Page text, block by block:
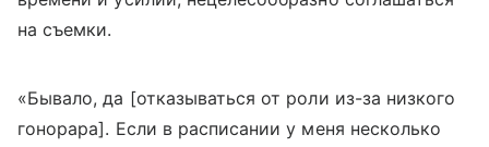
на съемки.
«Бывало, да [отказываться от роли из-за низкого
гонорара]. Если в расписании у меня несколько